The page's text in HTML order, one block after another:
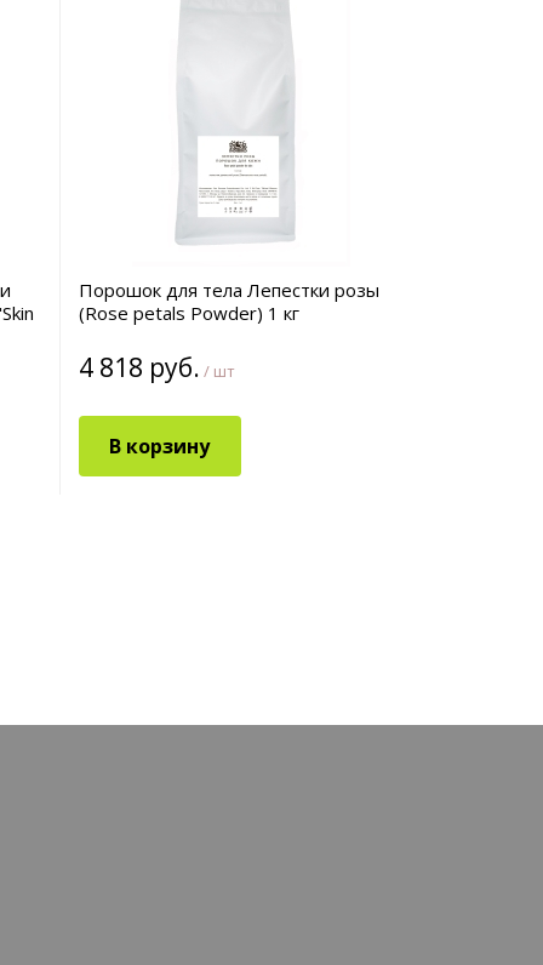
Порошок для тела Лепестки розы
(Rose petals Powder) 1 кг
4 818 руб. / шт
В корзину